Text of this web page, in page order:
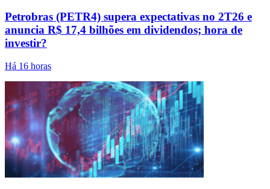
Petrobras (PETR4) supera expectativas no 2T26 e
anuncia R$ 17,4 bilhões em dividendos; hora de
investir?
Há 16 horas